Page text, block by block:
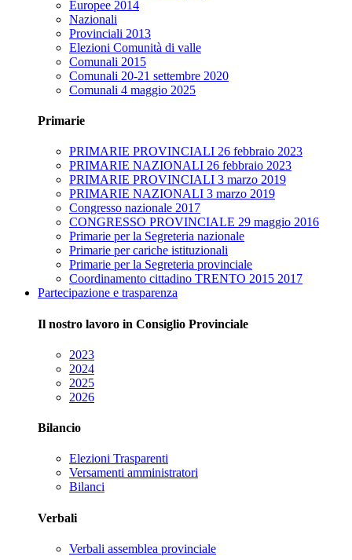
Europee 2014
Nazionali
Provinciali 2013
Elezioni Comunità di valle
Comunali 2015
Comunali 20-21 settembre 2020
Comunali 4 maggio 2025
Primarie
PRIMARIE PROVINCIALI 26 febbraio 2023
PRIMARIE NAZIONALI 26 febbraio 2023
PRIMARIE PROVINCIALI 3 marzo 2019
PRIMARIE NAZIONALI 3 marzo 2019
Congresso nazionale 2017
CONGRESSO PROVINCIALE 29 maggio 2016
Primarie per la Segreteria nazionale
Primarie per cariche istituzionali
Primarie per la Segreteria provinciale
Coordinamento cittadino TRENTO 2015 2017
Partecipazione e trasparenza
Il nostro lavoro in Consiglio Provinciale
2023
2024
2025
2026
Bilancio
Elezioni Trasparenti
Versamenti amministratori
Bilanci
Verbali
Verbali assemblea provinciale